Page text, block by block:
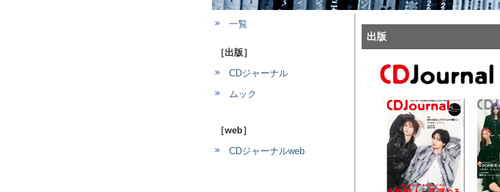
一覧
［出版］
CDジャーナル
ムック
［web］
CDジャーナルweb
出版